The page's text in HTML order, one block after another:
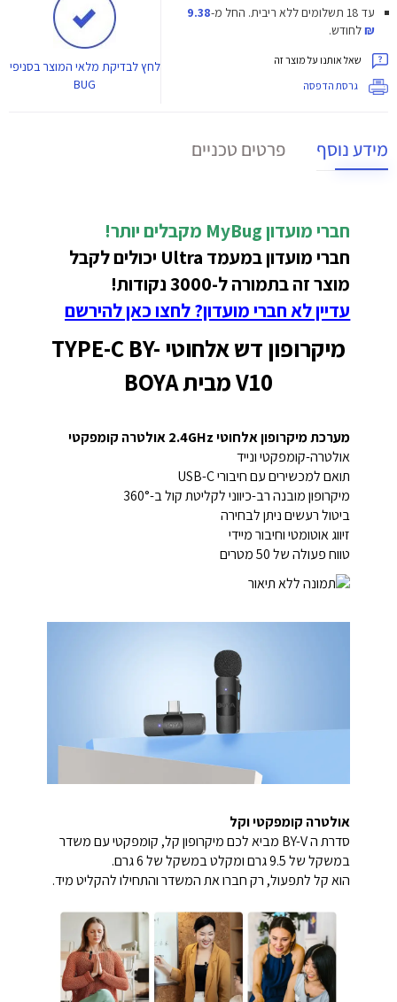
עד 18 תשלומים ללא ריבית.
החל מ-9.38
₪לחודש.
שאל אותנו על מוצר זה
גרסת הדפסה
לחץלבדיקת מלאי המוצר בסניפי
BUG
מידע נוסף פרטים טכניים
חברי מועדון MyBug מקבלים יותר!
חברי מועדון במעמד Ultra יכולים לקבל
מוצר זה בתמורה ל-3000 נקודות!
עדיין לא חברי מועדון? לחצו כאן להירשם
מיקרופון דש אלחוטי TYPE-C BY-
V10 מבית BOYA
מערכת מיקרופון אלחוטי 2.4GHz אולטרה קומפקטי
אולטרה-קומפקטי ונייד
תואם למכשירים עם חיבורי USB-C
מיקרופון מובנה רב-כיווני לקליטת קול ב-360°
ביטול רעשים ניתן לבחירה
זיווג אוטומטי וחיבור מיידי
טווח פעולה של 50 מטרים
אולטרה קומפקטי וקל
סדרת ה BY-V מביא לכם מיקרופון קל, קומפקטי עם משדר
במשקל של 9.5 גרם ומקלט במשקל של 6 גרם.
הוא קל לתפעול, רק חברו את המשדר והתחילו להקליט מיד.